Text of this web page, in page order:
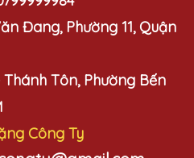
Đang, Phường 11, Quận
Thánh Tôn, Phường Bến
Công Ty